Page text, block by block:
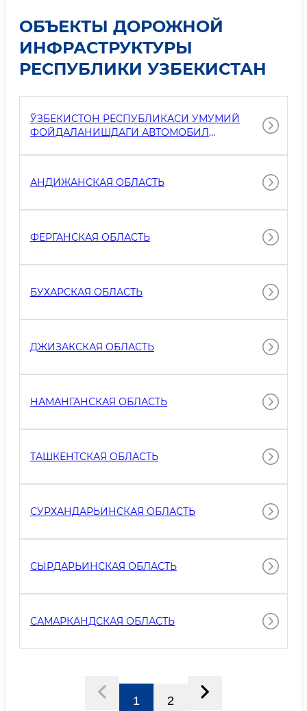
ОБЪЕКТЫ ДОРОЖНОЙ
ИНФРАСТРУКТУРЫ
РЕСПУБЛИКИ УЗБЕКИСТАН
ЎЗБЕКИСТОН РЕСПУБЛИКАСИ УМУМИЙ
ФОЙДАЛАНИШДАГИ АВТОМОБИЛ
МИНТАҚАСИДАГИ ЕР УЧАСТКАЛАРИДА
САВДО, СЕРВИС ОБЪЕКТЛАРИ, ШУНИНГДЕК,
ОБЪЕКТЛАРИ ТЎҒРИСИДАГИ
АНДИЖАНСКАЯ ОБЛАСТЬ
ФЕРГАНСКАЯ ОБЛАСТЬ
БУХАРСКАЯ ОБЛАСТЬ
ДЖИЗАКСКАЯ ОБЛАСТЬ
НАМАНГАНСКАЯ ОБЛАСТЬ
ТАШКЕНТСКАЯ ОБЛАСТЬ
СУРХАНДАРЬИНСКАЯ ОБЛАСТЬ
СЫРДАРЬИНСКАЯ ОБЛАСТЬ
САМАРКАНДСКАЯ ОБЛАСТЬ
1 2